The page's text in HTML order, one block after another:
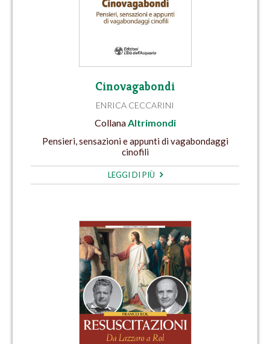
Cinovagabondi
ENRICA CECCARINI
CollanaAltrimondi
Pensieri, sensazioni e appunti di vagabondaggi
cinofili
LEGGI DI PIÙ